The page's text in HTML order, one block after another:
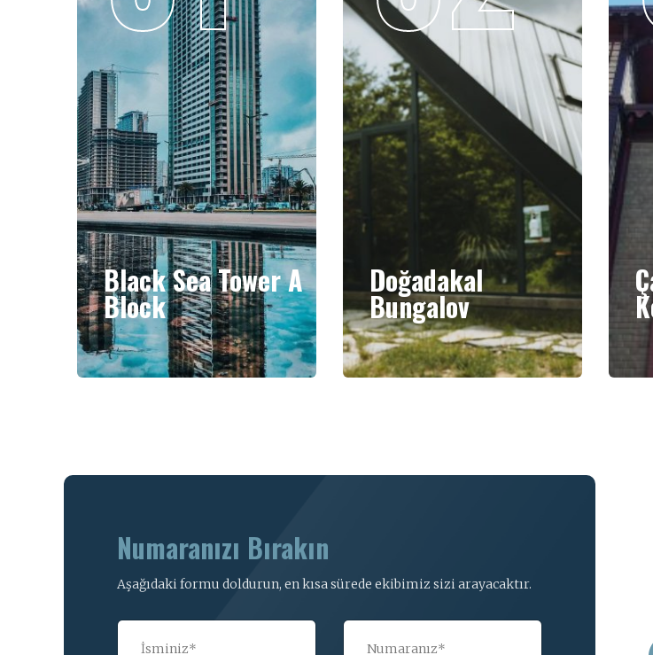
Black Sea Tower A
Block
Doğadakal
Bungalov
Numaranızı Bırakın
Aşağıdaki formu doldurun, en kısa sürede ekibimiz sizi arayacaktır.